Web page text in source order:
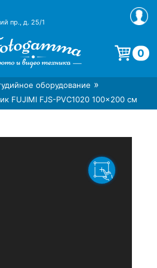
пр., д. 25/1
магазин фототехники
Gamma в СПб
фотоаксессуаров foto-
0
Корзина пуста.
оборудование »
FUJIMI FJS-PVC1020 100×200 см